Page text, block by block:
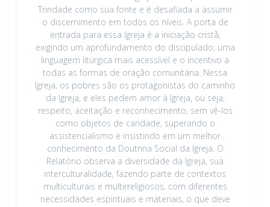
Trindade como sua fonte e é desafiada a assumir
o discernimento em todos os níveis. A porta de
entrada para essa Igreja é a iniciação cristã,
exigindo um aprofundamento do discipulado, uma
linguagem litúrgica mais acessível e o incentivo a
todas as formas de oração comunitária. Nessa
Igreja, os pobres são os protagonistas do caminho
da Igreja, e eles pedem amor à Igreja, ou seja,
respeito, aceitação e reconhecimento, sem vê-los
como objetos de caridade, superando o
assistencialismo e insistindo em um melhor
conhecimento da Doutrina Social da Igreja. O
Relatório observa a diversidade da Igreja, sua
interculturalidade, fazendo parte de contextos
multiculturais e multirreligiosos, com diferentes
necessidades espirituais e materiais, o que deve